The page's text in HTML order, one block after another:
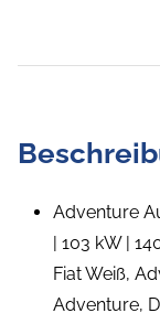
Adventure
| 103 kW |
Fiat Weiß,
Adventure,